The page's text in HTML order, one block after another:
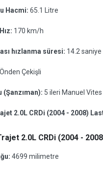
Hacmi: 65.1 Litre
170 km/h
hızlanma süresi: 14.2 saniye
Önden Çekişli
(Şanzıman): 5 ileri Manuel Vites
2.0L CRDi (2004 - 2008)
2.0L CRDi (2004 -
4699 milimetre